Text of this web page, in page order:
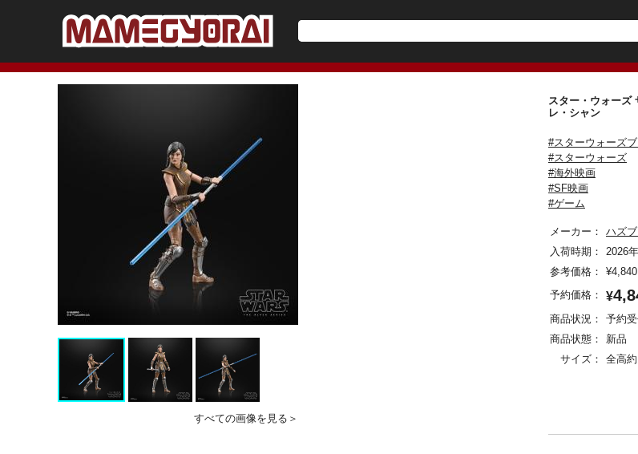
すべての画像を見る＞
スター・ウォーズ
レ・シャン
#スターウォーズ
#スターウォーズ
#海外映画
#SF映画
#ゲーム
メーカー：
ハズブ
入荷時期：
2026
参考価格：
¥4,840
予約価格：
¥
商品状況：
予約
商品状態：
新品
サイズ：
全高